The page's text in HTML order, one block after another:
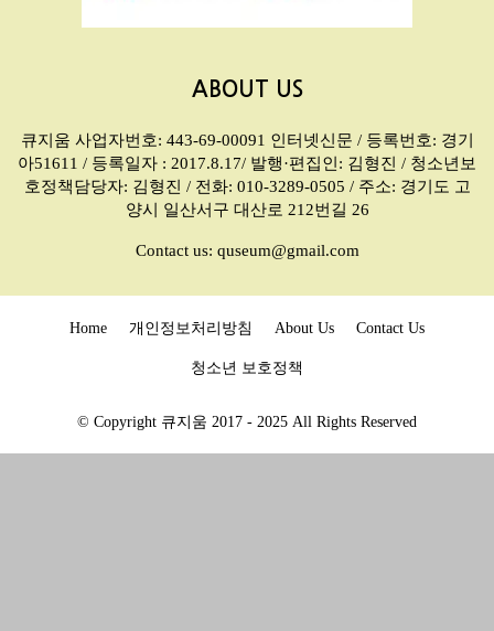
ABOUT US
큐지움 사업자번호: 443-69-00091 인터넷신문 / 등록번호: 경기
아51611 / 등록일자 : 2017.8.17/ 발행·편집인: 김형진 / 청소년보
호정책담당자: 김형진 / 전화: 010-3289-0505 / 주소: 경기도 고
양시 일산서구 대산로 212번길 26
Contact us: quseum@gmail.com
Home 개인정보처리방침 About Us Contact Us
청소년 보호정책
© Copyright 큐지움 2017 - 2025 All Rights Reserved